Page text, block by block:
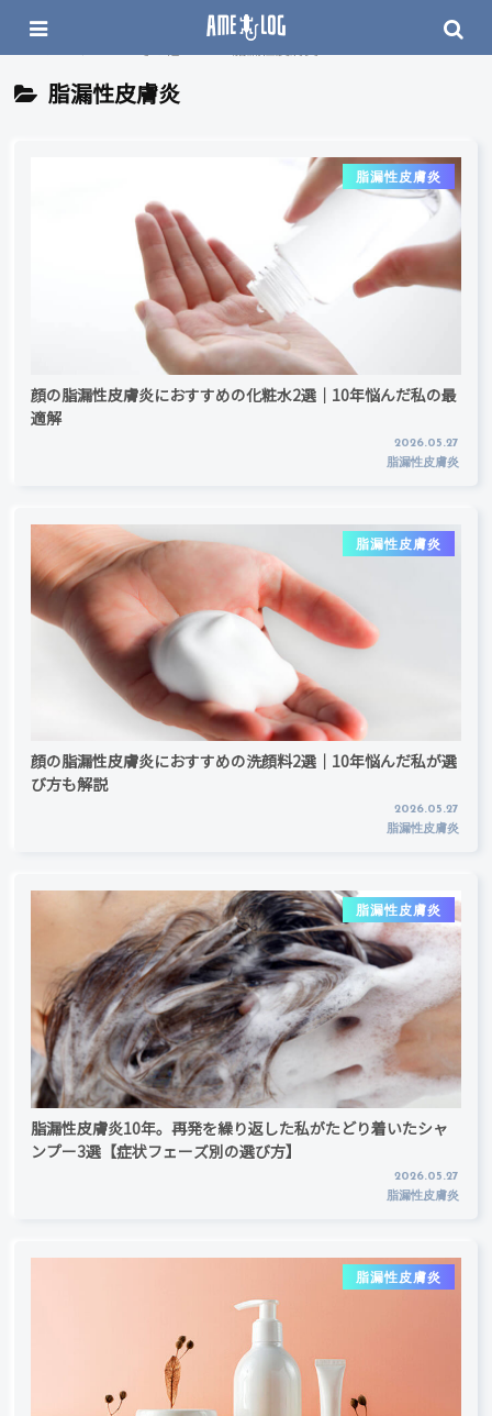
脂漏性皮膚炎
脂漏性皮膚炎
顔の脂漏性皮膚炎におすすめの化粧水2選｜10年悩んだ私の最
適解
2026.05.27
脂漏性皮膚炎
脂漏性皮膚炎
顔の脂漏性皮膚炎におすすめの洗顔料2選｜10年悩んだ私が選
び方も解説
2026.05.27
脂漏性皮膚炎
脂漏性皮膚炎
脂漏性皮膚炎10年。再発を繰り返した私がたどり着いたシャ
ンプー3選【症状フェーズ別の選び方】
2026.05.27
脂漏性皮膚炎
脂漏性皮膚炎